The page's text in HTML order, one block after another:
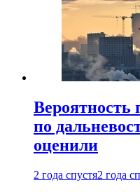
по
оценили
2 года спустя2 года